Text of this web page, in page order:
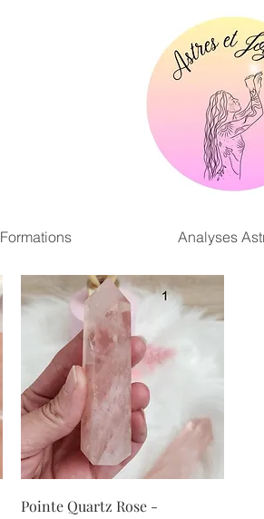
Formations Analyses
Aperçu rapide
Pointe Quartz Rose -